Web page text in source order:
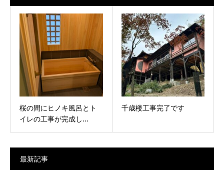
桜の間にヒノキ風呂とト
イレの工事が完成し...
千歳楼工事完了です
最新記事